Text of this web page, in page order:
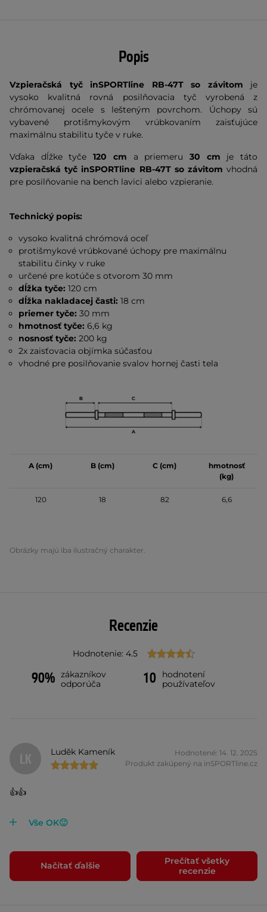
Popis
Vzpieračská tyč inSPORTline RB-47T so závitom je
vysoko kvalitná rovná posilňovacia tyč vyrobená z
chrómovanej ocele s lešteným povrchom. Úchopy sú
vybavené protišmykovým vrúbkovaním zaisťujúce
maximálnu stabilitu tyče v ruke.
Vďaka dĺžke tyče120 cm a priemeru 30 cm je táto
vzpieračská tyč inSPORTline RB-47T so závitom vhodná
pre posilňovanie na bench lavici alebo vzpieranie.
Technický popis:
vysoko kvalitná chrómová oceľ
protišmykové vrúbkované úchopy pre maximálnu
stabilitu činky v ruke
určené pre kotúče s otvorom 30 mm
dĺžka tyče: 120 cm
dĺžka nakladacej časti: 18 cm
priemer tyče: 30 mm
hmotnosť tyče: 6,6 kg
nosnosť tyče: 200 kg
2x zaisťovacia objímka súčasťou
vhodné pre posilňovanie svalov hornej časti tela
A (cm) B (cm) C (cm)
hmotnosť
(kg)
120 18 82 6,6
Obrázky majú iba ilustračný charakter.
Recenzie
Hodnotenie: 4.5
90% zákazníkov
odporúča
10
hodnotení
používateľov
LK Luděk Kameník
Hodnotené: 14. 12. 2025
Produkt zakúpený na inSPORTline.cz
👍👍
Vše OK🙂
Načítať ďalšie
Prečítať všetky
recenzie